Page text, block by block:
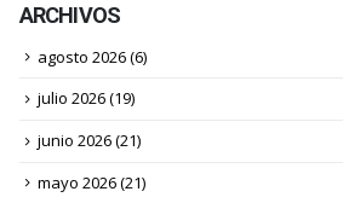
ARCHIVOS
agosto 2026(6)
julio 2026(19)
junio 2026(21)
mayo 2026(21)